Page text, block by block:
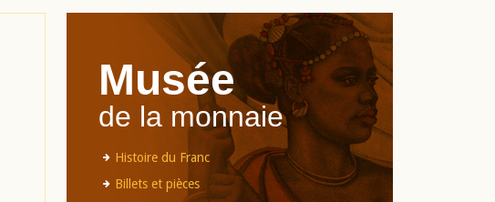
Musée
de la monnaie
Histoire du Franc
Billets et pièces